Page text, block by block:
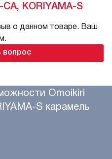
KORIYAMA-S
о данном товаре. Ваш
вопрос
Omoikiri
S карамель